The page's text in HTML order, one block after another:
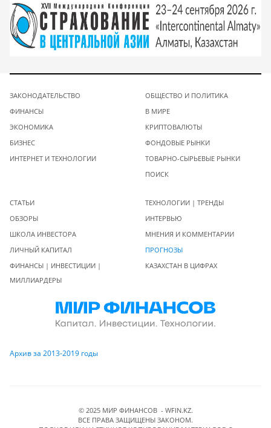
ЗАКОНОДАТЕЛЬСТВО
ФИНАНСЫ
ЭКОНОМИКА
БИЗНЕС
ИНТЕРНЕТ И ТЕХНОЛОГИИ
ОБЩЕСТВО И ПОЛИТИКА
В МИРЕ
КРИПТОВАЛЮТЫ
ФОНДОВЫЕ РЫНКИ
ТОВАРНО-СЫРЬЕВЫЕ РЫНКИ
ПОИСК
СТАТЬИ
ОБЗОРЫ
ШКОЛА ИНВЕСТОРА
ЛИЧНЫЙ КАПИТАЛ
ФИНАНСЫ | ИНВЕСТИЦИИ |
МИЛЛИАРДЕРЫ
ТЕХНОЛОГИИ | ТРЕНДЫ
ИНТЕРВЬЮ
МНЕНИЯ И КОММЕНТАРИИ
ПРОГНОЗЫ
КАЗАХСТАН В ЦИФРАХ
Архив за 2013-2019 годы
© 2025 МИР ФИНАНСОВ - WFIN.KZ.
ВСЕ ПРАВА ЗАЩИЩЕНЫ ЗАКОНОМ.